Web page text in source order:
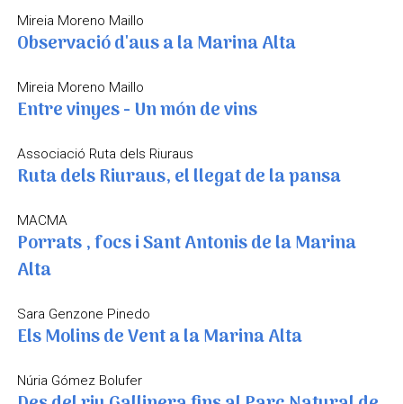
Mireia Moreno Maillo
Observació d'aus a la Marina Alta
Mireia Moreno Maillo
Entre vinyes - Un món de vins
Associació Ruta dels Riuraus
Ruta dels Riuraus, el llegat de la pansa
MACMA
Porrats , focs i Sant Antonis de la Marina
Alta
Sara Genzone Pinedo
Els Molins de Vent a la Marina Alta
Núria Gómez Bolufer